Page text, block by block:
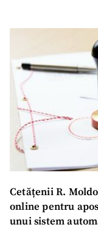
Trimite o informație
in English
Cetățenii R.
online pentru
unui sistem